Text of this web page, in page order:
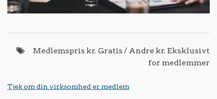
Medlemspris kr. Gratis / Andre kr. Eksklusivt
for medlemmer
Tjek om din virksomhed er medlem